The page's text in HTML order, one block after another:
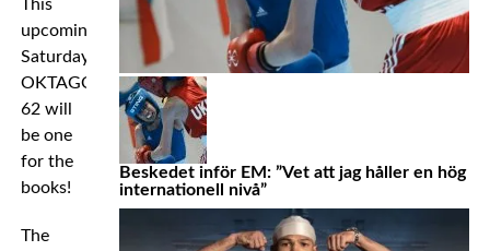
This
upcoming
Saturday’s
OKTAGON
62 will
be one
for the
books!
The
Beskedet inför EM: ”Vet att jag håller en hög
internationell nivå”